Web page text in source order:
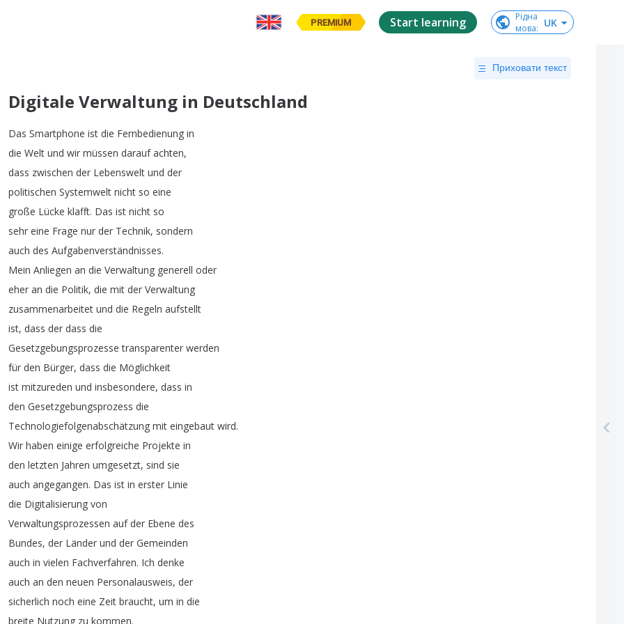
PREMIUM Start learning
Рідна
мова: UK
Приховати текст
Digitale Verwaltung in Deutschland
Das Smartphone ist die Fernbedienung in
die Welt und wir müssen darauf achten,
dass zwischen der Lebenswelt und der
politischen Systemwelt nicht so eine
große Lücke klafft. Das ist nicht so
sehr eine Frage nur der Technik, sondern
auch des Aufgabenverständnisses.
Mein Anliegen an die Verwaltung generell oder
eher an die Politik, die mit der Verwaltung
zusammenarbeitet und die Regeln aufstellt
ist, dass der dass die
Gesetzgebungsprozesse transparenter werden
für den Bürger, dass die Möglichkeit
ist mitzureden und insbesondere, dass in
den Gesetzgebungsprozess die
Technologiefolgenabschätzung mit eingebaut wird.
Wir haben einige erfolgreiche Projekte in
den letzten Jahren umgesetzt, sind sie
auch angegangen. Das ist in erster Linie
die Digitalisierung von
Verwaltungsprozessen auf der Ebene des
Bundes, der Länder und der Gemeinden
auch in vielen Fachverfahren. Ich denke
auch an den neuen Personalausweis, der
sicherlich noch eine Zeit braucht, um in die
breite Nutzung zu kommen.